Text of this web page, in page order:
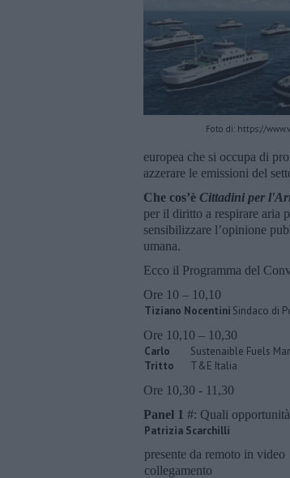
Foto di: https://
europea che si occupa di
azzerare le emissioni del
Che cos’è Cittadini per
per il diritto a respirare aria
sensibilizzare l’opinione
umana.
Ecco il Programma del
Ore 10 – 10,10
Tiziano Nocentini Sindaco di
Ore 10,10 – 10,30
Carlo
Tritto
Sustenaible Fuels
T&E Italia
Ore 10,30 - 11,30
Panel 1 #: Quali
Patrizia Scarchilli
presente da remoto in video
collegamento